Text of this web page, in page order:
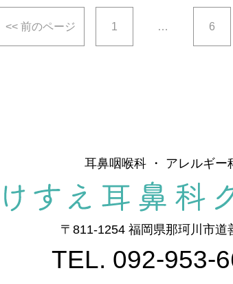
<< 前のページ 1 … 6
耳鼻咽喉科 ・ アレルギー
〒811-1254 福岡県那珂川市道
TEL. 092-953-